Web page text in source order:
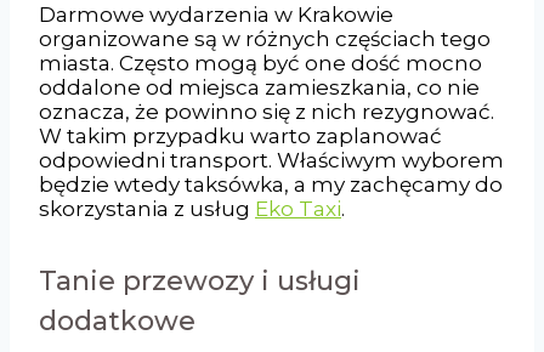
Darmowe wydarzenia w Krakowie
organizowane są w różnych częściach tego
miasta. Często mogą być one dość mocno
oddalone od miejsca zamieszkania, co nie
oznacza, że powinno się z nich rezygnować.
W takim przypadku warto zaplanować
odpowiedni transport. Właściwym wyborem
będzie wtedy taksówka, a my zachęcamy do
skorzystania z usług Eko Taxi.
Tanie przewozy i usługi
dodatkowe